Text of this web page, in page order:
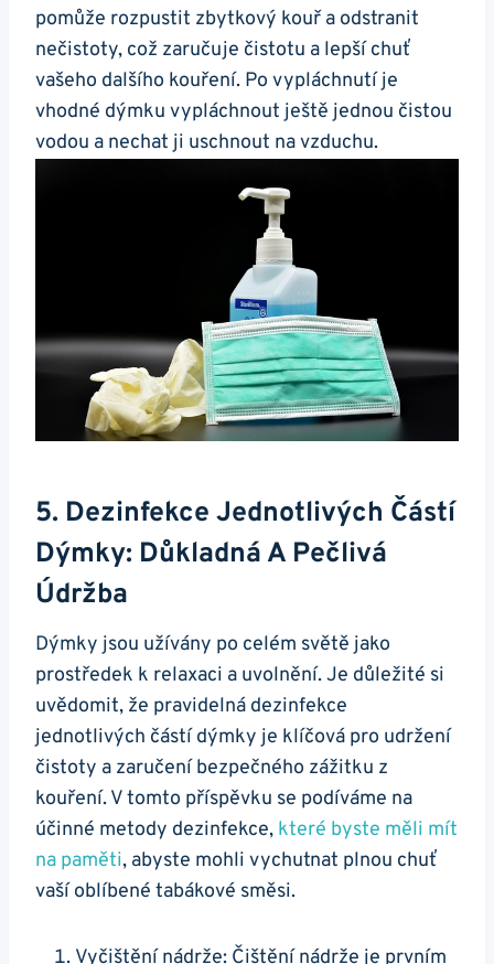
pomůže rozpustit zbytkový kouř a odstranit
nečistoty, což zaručuje čistotu a lepší chuť
vašeho dalšího kouření. Po vypláchnutí je
vhodné dýmku vypláchnout ještě jednou čistou
vodou a nechat ji uschnout na vzduchu.
5. Dezinfekce Jednotlivých Částí
Dýmky: Důkladná A Pečlivá
Údržba
Dýmky jsou užívány po celém světě jako
prostředek k relaxaci a uvolnění. Je důležité si
uvědomit, že pravidelná dezinfekce
jednotlivých částí dýmky je klíčová pro udržení
čistoty a zaručení bezpečného zážitku z
kouření. V tomto příspěvku se podíváme na
účinné metody dezinfekce, které byste měli mít
na paměti, abyste mohli vychutnat plnou chuť
vaší oblíbené tabákové směsi.
Vyčištění nádrže: Čištění nádrže je prvním